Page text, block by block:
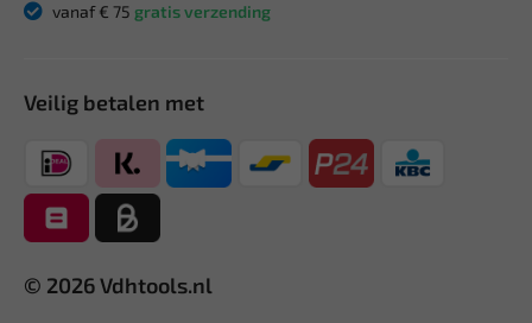
vanaf € 75 gratis verzending
Veilig betalen met
© 2026 Vdhtools.nl